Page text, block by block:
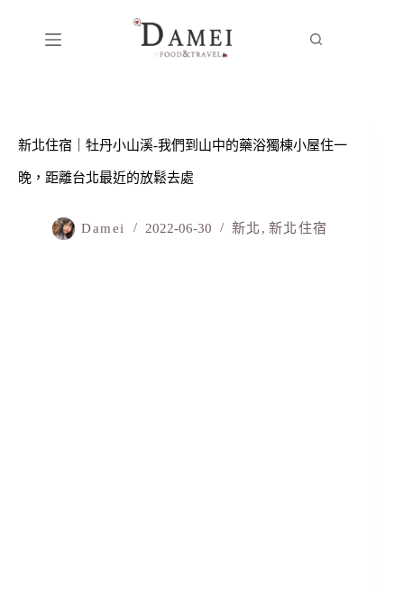
新北住宿｜牡丹小山溪-我們到山中的藥浴獨棟小屋住一
晚，距離台北最近的放鬆去處
Damei 2022-06-30 新北 , 新北住宿